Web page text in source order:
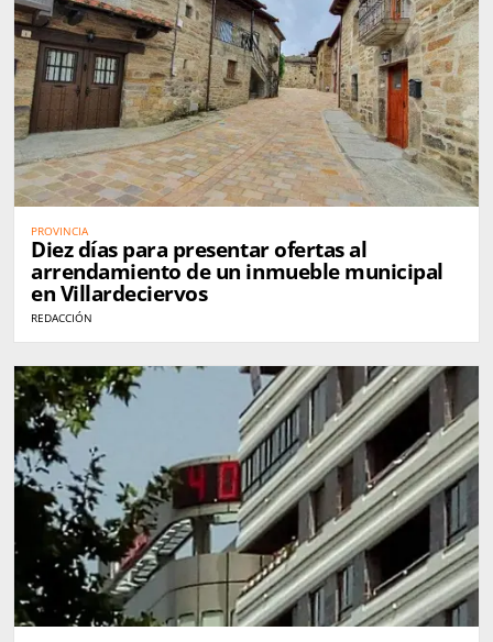
PROVINCIA
Diez días para presentar ofertas al
arrendamiento de un inmueble municipal
en Villardeciervos
REDACCIÓN